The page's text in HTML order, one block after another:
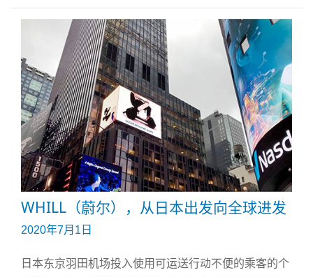
WHILL（蔚尔），从日本出发向全球进发
2020年7月1日
日本东京羽田机场投入使用可运送行动不便的乘客的个